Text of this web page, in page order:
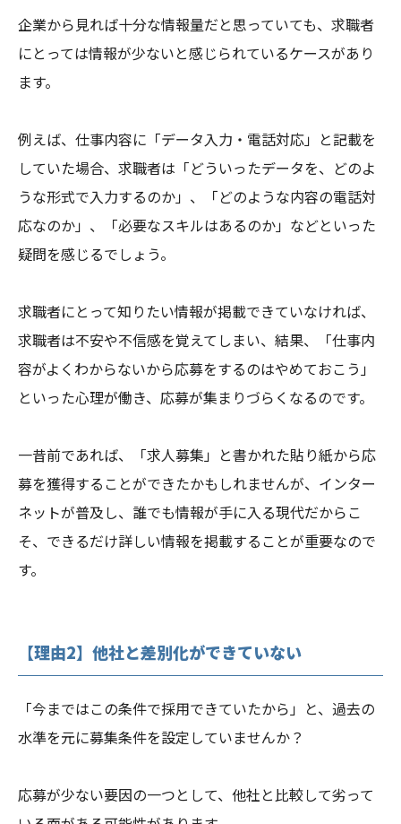
企業から見れば十分な情報量だと思っていても、求職者
にとっては情報が少ないと感じられているケースがあり
ます。
例えば、仕事内容に「データ入力・電話対応」と記載を
していた場合、求職者は「どういったデータを、どのよ
うな形式で入力するのか」、「どのような内容の電話対
応なのか」、「必要なスキルはあるのか」などといった
疑問を感じるでしょう。
求職者にとって知りたい情報が掲載できていなければ、
求職者は不安や不信感を覚えてしまい、結果、「仕事内
容がよくわからないから応募をするのはやめておこう」
といった心理が働き、応募が集まりづらくなるのです。
一昔前であれば、「求人募集」と書かれた貼り紙から応
募を獲得することができたかもしれませんが、インター
ネットが普及し、誰でも情報が手に入る現代だからこ
そ、できるだけ詳しい情報を掲載することが重要なので
す。
【理由2】他社と差別化ができていない
「今まではこの条件で採用できていたから」と、過去の
水準を元に募集条件を設定していませんか？
応募が少ない要因の一つとして、他社と比較して劣って